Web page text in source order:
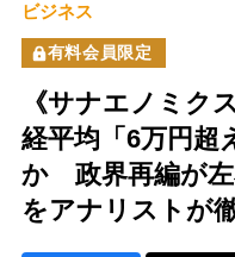
ビジネス
有料会員限定
《サナエノミク
経平均「6万円超
か 政界再編が左
をアナリストが